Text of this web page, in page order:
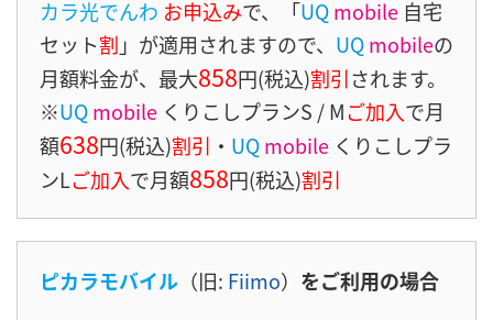
カラ光でんわ お申込みで、「UQmobile 自宅
セット割 」が適用されますので、 UQmobileの
月額料金が、最大858円(税込)割引されます。
※UQmobile くりこしプランS / Mご加入で月
額638円(税込)割引 ・ UQmobile くりこしプラ
ンLご加入で月額858円(税込)割引
ピカラモバイル （旧: Fiimo） をご利用の場合